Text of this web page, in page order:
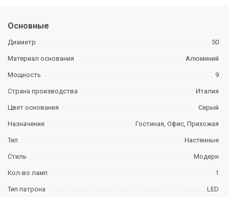
Основные
Диаметр 50
Материал основания Алюминий
Мощность 9
Страна производства Италия
Цвет основания Серый
Назначение Гостиная, Офис, Прихожая
Тип Настенные
Стиль Модерн
Кол-во ламп 1
Тип патрона LED